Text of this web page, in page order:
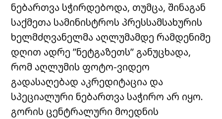
ნებართვა სჭირდებოდა, თუმცა, შინაგან
საქმეთა სამინისტროს პრესსამსახურის
ხელმძღვანელმა აღლუმამდე რამდენიმე
დღით ადრე ”ნეტგაზეთს” განუცხადა,
რომ აღლუმის ფოტო-ვიდეო
გადასაღებად აკრედიტაცია და
სპეციალური ნებართვა საჭირო არ იყო.
გორის ცენტრალური მოედნის